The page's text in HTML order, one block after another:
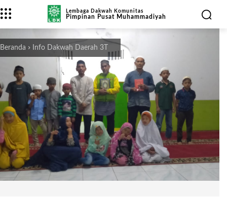
Lembaga Dakwah Komunitas
Pimpinan Pusat Muhammadiyah
Beranda Info Dakwah Daerah 3T